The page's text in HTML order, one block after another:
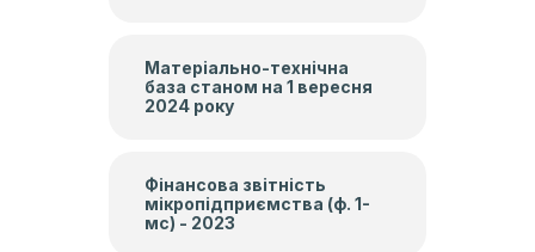
Матеріально-технічна
база станом на 1 вересня
2024 року
Фінансова звітність
мікропідприємства (ф. 1-
мс) - 2023